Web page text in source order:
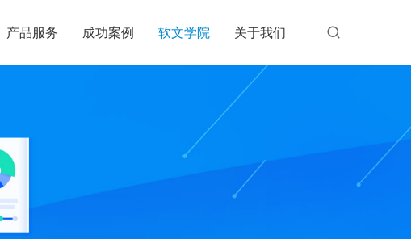
产品服务 成功案例 软文学院 关于我们